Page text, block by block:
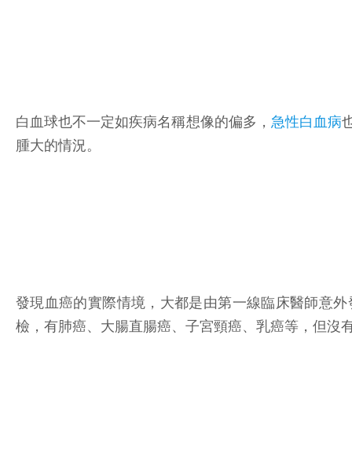
白血球也不一定如疾病名稱想像的偏多， 急性白血病
腫大的情況。
發現血癌的實際情境，大都是由第一線臨床醫師意
檢，有肺癌、大腸直腸癌、子宮頸癌、乳癌等，但沒